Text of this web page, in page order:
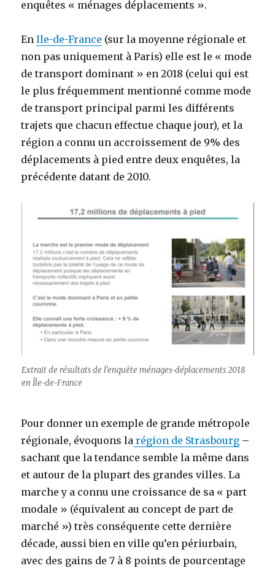
enquêtes « ménages déplacements ».
EnIle-de-France (sur la moyenne régionale et
non pas uniquement à Paris) elle est le « mode
de transport dominant » en 2018 (celui qui est
le plus fréquemment mentionné comme mode
de transport principal parmi les différents
trajets que chacun effectue chaque jour), et la
région a connu un accroissement de 9% des
déplacements à pied entre deux enquêtes, la
précédente datant de 2010.
Extrait de résultats de l’enquête ménages-déplacements 2018
en Île-de-France
Pour donner un exemple de grande métropole
régionale, évoquons la région de Strasbourg –
sachant que la tendance semble la même dans
et autour de la plupart des grandes villes. La
marche y a connu une croissance de sa « part
modale » (équivalent au concept de part de
marché ») très conséquente cette dernière
décade, aussi bien en ville qu’en périurbain,
avec des gains de 7 à 8 points de pourcentage